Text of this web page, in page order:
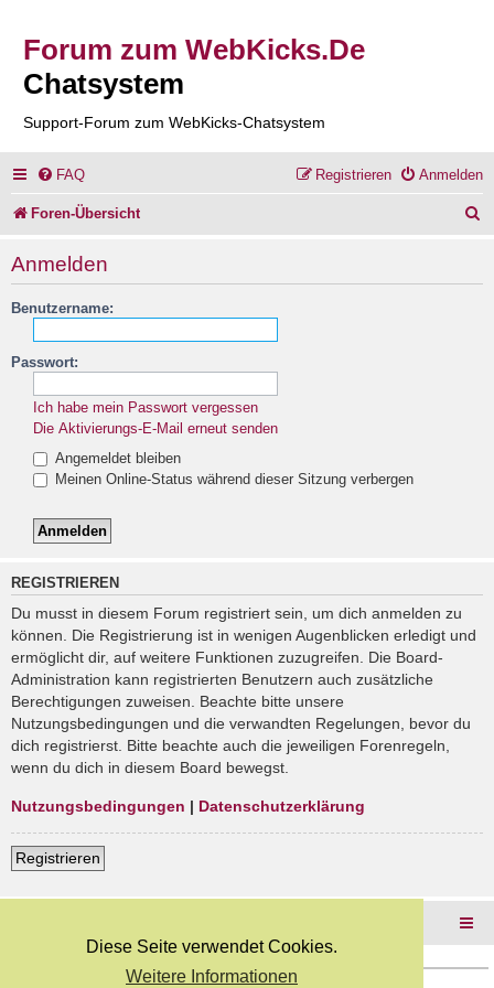
Diese Seite verwendet Cookies.
Weitere Informationen
Forum zum WebKicks.De
Chatsystem
Support-Forum zum WebKicks-Chatsystem
FAQ Anmelden
Registrieren
Foren-Übersicht
Anmelden
Benutzername:
Passwort:
Ich habe mein Passwort vergessen
Die Aktivierungs-E-Mail erneut senden
Angemeldet bleiben
Meinen Online-Status während dieser Sitzung verbergen
REGISTRIEREN
Du musst in diesem Forum registriert sein, um dich anmelden zu
können. Die Registrierung ist in wenigen Augenblicken erledigt und
ermöglicht dir, auf weitere Funktionen zuzugreifen. Die Board-
Administration kann registrierten Benutzern auch zusätzliche
Berechtigungen zuweisen. Beachte bitte unsere
Nutzungsbedingungen und die verwandten Regelungen, bevor du
dich registrierst. Bitte beachte auch die jeweiligen Forenregeln,
wenn du dich in diesem Board bewegst.
Nutzungsbedingungen | Datenschutzerklärung
Registrieren